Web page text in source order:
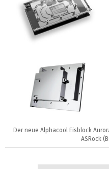
Der neue Alphacool Eisblock
ASRock